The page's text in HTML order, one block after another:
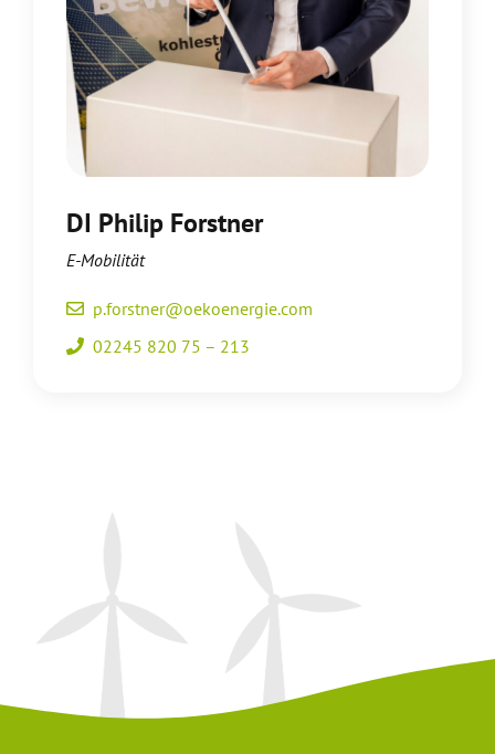
DI Philip Forstner
E-Mobilität
p.forstner@oekoenergie.com
02245 820 75 – 213